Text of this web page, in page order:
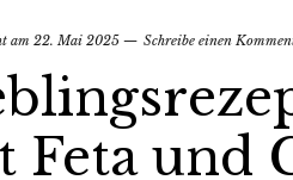
am 22. Mai 2025 Schreibe einen
Feta und